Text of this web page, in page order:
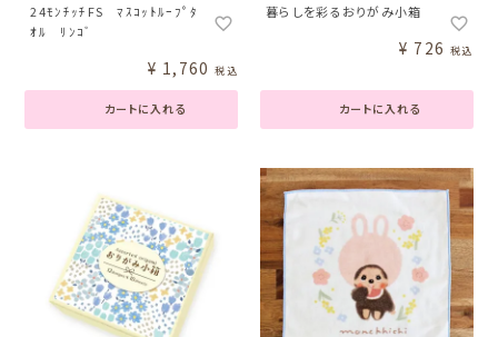
24ﾓﾝﾁｯﾁFS ﾏｽｺｯﾄﾙｰﾌﾟﾀ
ｵﾙ ﾘﾝｺﾞ
カートに入れる
¥ 1,760 税込
暮らしを彩るおりがみ小箱
カートに入れる
¥ 726 税込